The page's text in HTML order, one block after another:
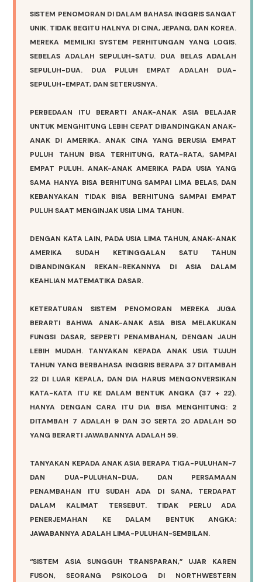
SISTEM PENOMORAN DI DALAM BAHASA INGGRIS SANGAT
UNIK. TIDAK BEGITU HALNYA DI CINA, JEPANG, DAN KOREA.
MEREKA MEMILIKI SYSTEM PERHITUNGAN YANG LOGIS.
SEBELAS ADALAH SEPULUH-SATU. DUA BELAS ADALAH
SEPULUH-DUA. DUA PULUH EMPAT ADALAH DUA-
SEPULUH-EMPAT, DAN SETERUSNYA.
PERBEDAAN ITU BERARTI ANAK-ANAK ASIA BELAJAR
UNTUK MENGHITUNG LEBIH CEPAT DIBANDINGKAN ANAK-
ANAK DI AMERIKA. ANAK CINA YANG BERUSIA EMPAT
PULUH TAHUN BISA TERHITUNG, RATA-RATA, SAMPAI
EMPAT PULUH. ANAK-ANAK AMERIKA PADA USIA YANG
SAMA HANYA BISA BERHITUNG SAMPAI LIMA BELAS, DAN
KEBANYAKAN TIDAK BISA BERHITUNG SAMPAI EMPAT
PULUH SAAT MENGINJAK USIA LIMA TAHUN.
DENGAN KATA LAIN, PADA USIA LIMA TAHUN, ANAK-ANAK
AMERIKA SUDAH KETINGGALAN SATU TAHUN
DIBANDINGKAN REKAN-REKANNYA DI ASIA DALAM
KEAHLIAN MATEMATIKA DASAR.
KETERATURAN SISTEM PENOMORAN MEREKA JUGA
BERARTI BAHWA ANAK-ANAK ASIA BISA MELAKUKAN
FUNGSI DASAR, SEPERTI PENAMBAHAN, DENGAN JAUH
LEBIH MUDAH. TANYAKAN KEPADA ANAK USIA TUJUH
TAHUN YANG BERBAHASA INGGRIS BERAPA 37 DITAMBAH
22 DI LUAR KEPALA, DAN DIA HARUS MENGONVERSIKAN
KATA-KATA ITU KE DALAM BENTUK ANGKA (37 + 22).
HANYA DENGAN CARA ITU DIA BISA MENGHITUNG: 2
DITAMBAH 7 ADALAH 9 DAN 30 SERTA 20 ADALAH 50
YANG BERARTI JAWABANNYA ADALAH 59.
TANYAKAN KEPADA ANAK ASIA BERAPA TIGA-PULUHAN-7
DAN DUA-PULUHAN-DUA, DAN PERSAMAAN
PENAMBAHAN ITU SUDAH ADA DI SANA, TERDAPAT
DALAM KALIMAT TERSEBUT. TIDAK PERLU ADA
PENERJEMAHAN KE DALAM BENTUK ANGKA:
JAWABANNYA ADALAH LIMA-PULUHAN-SEMBILAN.
“SISTEM ASIA SUNGGUH TRANSPARAN,” UJAR KAREN
FUSON, SEORANG PSIKOLOG DI NORTHWESTERN